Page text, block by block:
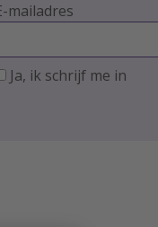
mailadres
Ja, ik schrijf me in